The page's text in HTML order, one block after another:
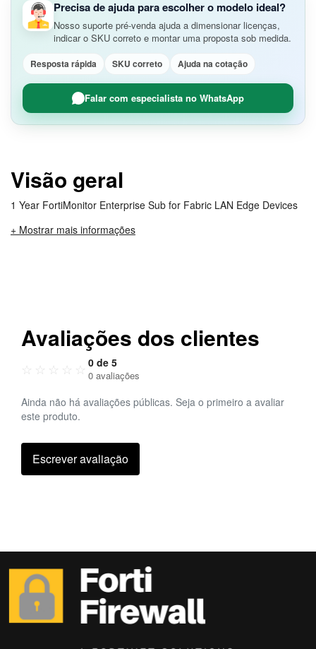
Precisa de ajuda para escolher o modelo ideal?
Nosso suporte pré-venda ajuda a dimensionar licenças,
indicar o SKU correto e montar uma proposta sob medida.
Resposta rápida SKU correto Ajuda na cotação
Falar com especialista no WhatsApp
Visão geral
1 Year FortiMonitor Enterprise Sub for Fabric LAN Edge Devices
+ Mostrar mais informações
Avaliações dos clientes
☆ ☆ ☆ ☆ ☆ 0 de 5
0 avaliações
Ainda não há avaliações públicas. Seja o primeiro a avaliar
este produto.
Escrever avaliação